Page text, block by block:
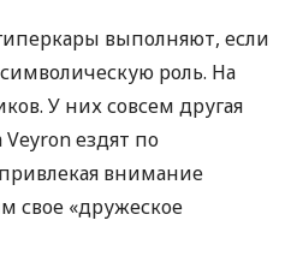
выполняют, если
роль. На
У них совсем другая
ездят по
внимание
свое «дружеское